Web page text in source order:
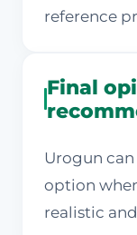
reference
Final
Urogun
option
realistic